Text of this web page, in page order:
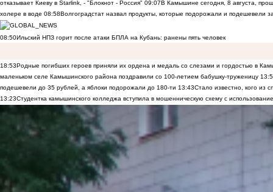
отказывает Киеву в Starlink, - "Блокнот - Россия" 09:07В Камышине сегодня, 8 августа,
холере в воде 08:58Волгоградстат назвал продукты, которые подорожали и подешевели
08:50Ильский НПЗ горит после атаки БПЛА на Кубань: ранены пять человек
18:53Родные погибших героев приняли их ордена и медаль со слезами и гордостью в
маленьком селе Камышинского района поздравили со 100-летием бабушку-труженицу
подешевели до 35 рублей, а яблоки подорожали до 180-ти 13:43Стало известно, кого из
13:23Студентка камышинского колледжа вступила в мошенническую схему с